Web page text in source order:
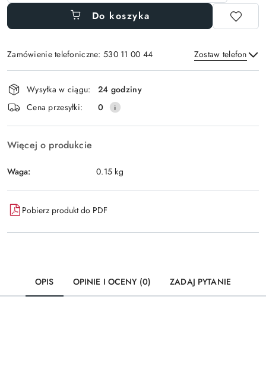
Do koszyka
Zamówienie telefoniczne: 530 11 00 44 Zostaw telefon
Wyślij
Dostępność
i
dostawa
Wysyłka w ciągu:
24 godziny
Cena przesyłki:
0
Więcej o produkcie
Waga: 0.15 kg
Pobierz produkt do PDF
OPIS OPINIE I OCENY (0) ZADAJ PYTANIE